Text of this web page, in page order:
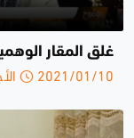
غلق المقار
2021/01/10 الأحد 11:34 ص